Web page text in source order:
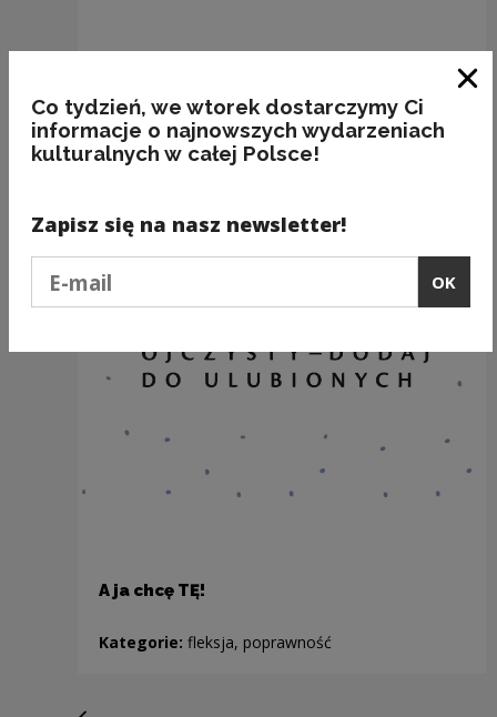
Recommended
A ja chcę TĘ!
Kategorie: fleksja, poprawność
Co tydzień, we wtorek dostarczymy Ci
informacje o najnowszych wydarzeniach
kulturalnych w całej Polsce!
Zapisz się na nasz newsletter!
OK